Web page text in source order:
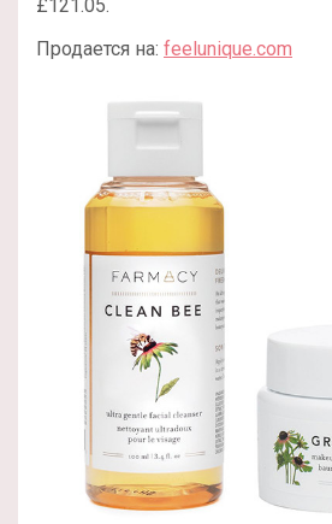
£121.05.
Продается на: feelunique.com